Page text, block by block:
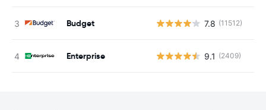
Budget 7.8 (11512)
Enterprise 9.1 (2409)